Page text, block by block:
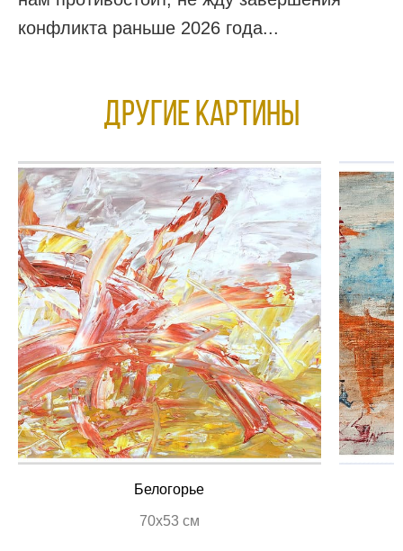
конфликта раньше 2026 года...
Другие КАРТИНЫ
Белогорье
70х53 см